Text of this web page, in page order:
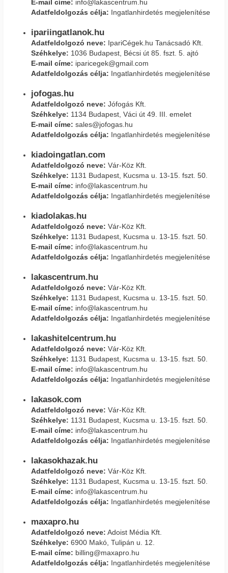
E-mail címe: info@lakascentrum.hu
Adatfeldolgozás célja: Ingatlanhirdetés megjelenítése
ipariingatlanok.hu
Adatfeldolgozó neve: IpariCégek.hu Tanácsadó Kft.
Széhkelye: 1036 Budapest, Bécsi út 85. fszt. 5. ajtó
E-mail címe: iparicegek@gmail.com
Adatfeldolgozás célja: Ingatlanhirdetés megjelenítése
jofogas.hu
Adatfeldolgozó neve: Jófogás Kft.
Széhkelye: 1134 Budapest, Váci út 49. III. emelet
E-mail címe: sales@jofogas.hu
Adatfeldolgozás célja: Ingatlanhirdetés megjelenítése
kiadoingatlan.com
Adatfeldolgozó neve: Vár-Köz Kft.
Széhkelye: 1131 Budapest, Kucsma u. 13-15. fszt. 50.
E-mail címe: info@lakascentrum.hu
Adatfeldolgozás célja: Ingatlanhirdetés megjelenítése
kiadolakas.hu
Adatfeldolgozó neve: Vár-Köz Kft.
Széhkelye: 1131 Budapest, Kucsma u. 13-15. fszt. 50.
E-mail címe: info@lakascentrum.hu
Adatfeldolgozás célja: Ingatlanhirdetés megjelenítése
lakascentrum.hu
Adatfeldolgozó neve: Vár-Köz Kft.
Széhkelye: 1131 Budapest, Kucsma u. 13-15. fszt. 50.
E-mail címe: info@lakascentrum.hu
Adatfeldolgozás célja: Ingatlanhirdetés megjelenítése
lakashitelcentrum.hu
Adatfeldolgozó neve: Vár-Köz Kft.
Széhkelye: 1131 Budapest, Kucsma u. 13-15. fszt. 50.
E-mail címe: info@lakascentrum.hu
Adatfeldolgozás célja: Ingatlanhirdetés megjelenítése
lakasok.com
Adatfeldolgozó neve: Vár-Köz Kft.
Széhkelye: 1131 Budapest, Kucsma u. 13-15. fszt. 50.
E-mail címe: info@lakascentrum.hu
Adatfeldolgozás célja: Ingatlanhirdetés megjelenítése
lakasokhazak.hu
Adatfeldolgozó neve: Vár-Köz Kft.
Széhkelye: 1131 Budapest, Kucsma u. 13-15. fszt. 50.
E-mail címe: info@lakascentrum.hu
Adatfeldolgozás célja: Ingatlanhirdetés megjelenítése
maxapro.hu
Adatfeldolgozó neve: Adoist Média Kft.
Széhkelye: 6900 Makó, Tulipán u. 12.
E-mail címe: billing@maxapro.hu
Adatfeldolgozás célja: Ingatlanhirdetés megjelenítése